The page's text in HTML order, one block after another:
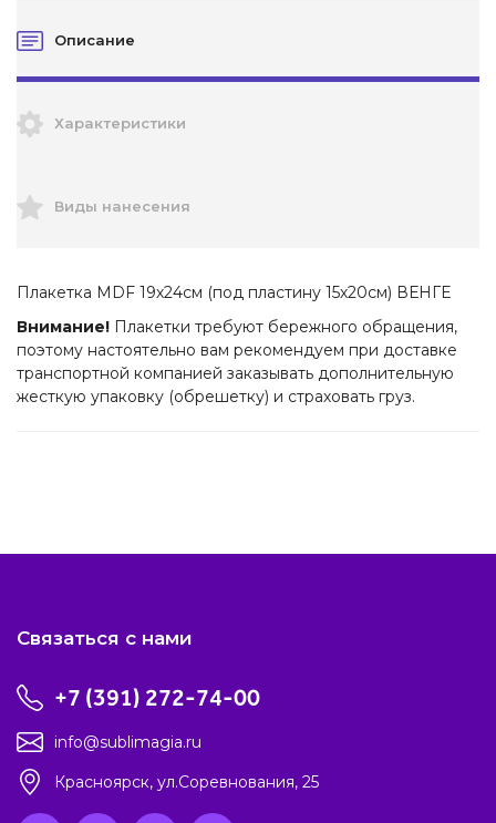
Описание
Характеристики
Виды нанесения
Плакетка MDF 19х24см (под пластину 15х20см) ВЕНГЕ
Внимание! Плакетки требуют бережного обращения,
поэтому настоятельно вам рекомендуем при доставке
транспортной компанией заказывать дополнительную
жесткую упаковку (обрешетку) и страховать груз.
Связаться с нами
+7 (391) 272-74-00
info@sublimagia.ru
Красноярск, ул.Соревнования, 25